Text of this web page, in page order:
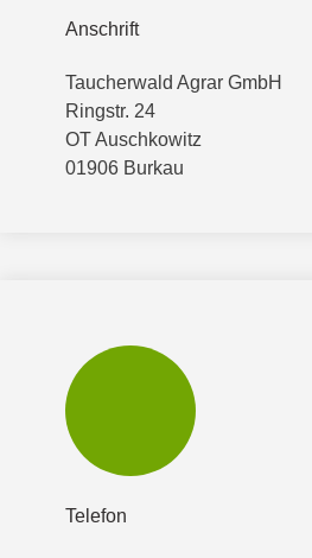
Anschrift
Taucherwald Agrar GmbH
Ringstr. 24
OT Auschkowitz
01906 Burkau
Telefon